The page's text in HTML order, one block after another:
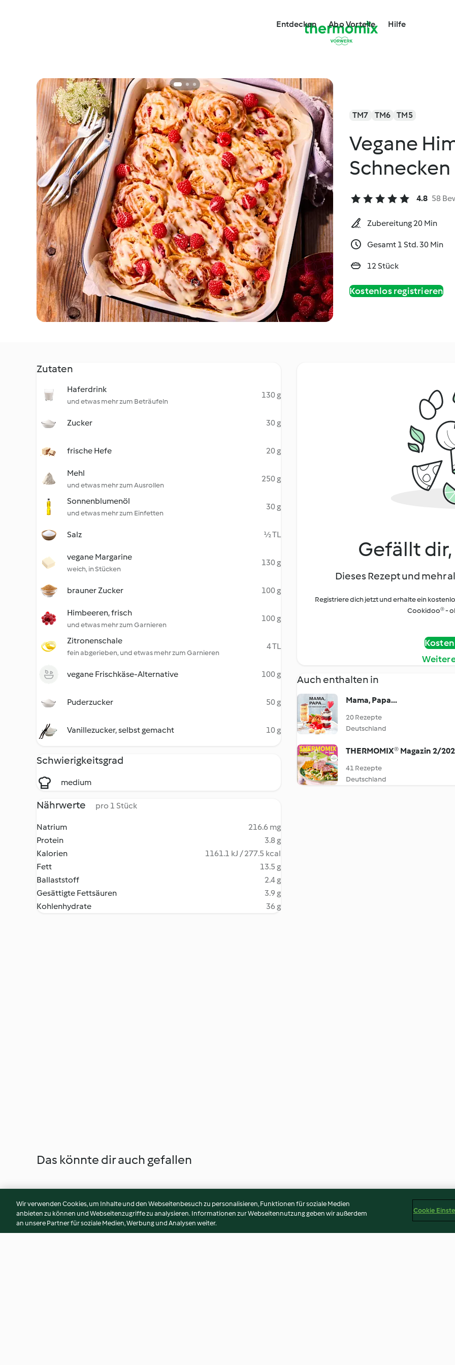
Entdecken Abo Vorteile Hilfe
TM7 TM6 TM5
Vegane
Schnecken
4.8 58
Zubereitung 20 Min
Gesamt 1 Std. 30 Min
12 Stück
Kostenlos registrieren
Zutaten
Haferdrink
und etwas mehr zum Beträufeln
130 g
Zucker 30 g
frische Hefe 20 g
Mehl
und etwas mehr zum Ausrollen
250 g
Sonnenblumenöl
und etwas mehr zum Einfetten
30 g
Salz ½ TL
vegane Margarine
weich, in Stücken
130 g
brauner Zucker 100 g
Himbeeren, frisch
und etwas mehr zum Garnieren
100 g
Zitronenschale
fein abgerieben, und etwas mehr zum Garnieren
4 TL
vegane Frischkäse-Alternative 100 g
Puderzucker 50 g
Vanillezucker, selbst gemacht 10 g
Schwierigkeitsgrad
medium
Nährwerte pro 1 Stück
Natrium
216.6 mg
Protein
3.8 g
Kalorien
1161.1 kJ / 277.5 kcal
Fett
13.5 g
Ballaststoff
2.4 g
Gesättigte Fettsäuren
3.9 g
Kohlenhydrate
36 g
Gefällt
Dieses Rezept und mehr
Registriere dich jetzt und erhalte ein
Cookidoo® -
Auch enthalten in
Mama, Papa...
20 Rezepte
Deutschland
THERMOMIX® Magazin 2/
41 Rezepte
Deutschland
Das könnte dir auch gefallen
Wir verwenden Cookies, um Inhalte und den Webseitenbesuch zu personalisieren, Funktionen für soziale Medien
anbieten zu können und Webseitenzugriffe zu analysieren. Informationen zur Webseitennutzung geben wir außerdem
an unsere Partner für soziale Medien, Werbung und Analysen weiter.
Cookie